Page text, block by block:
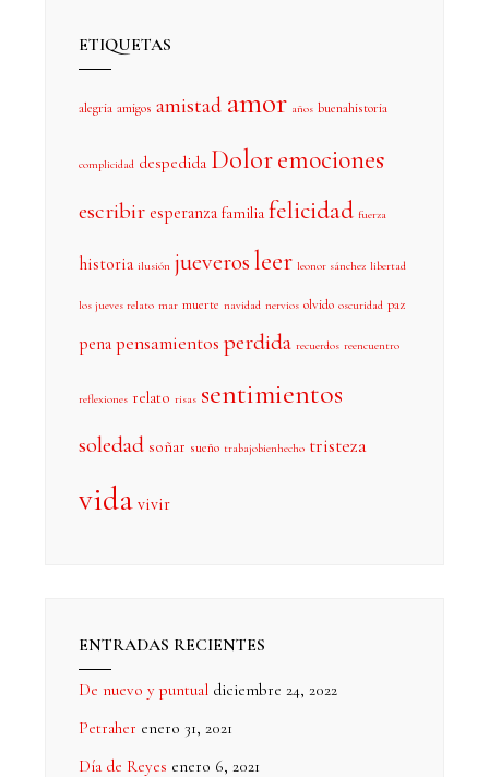
ETIQUETAS
alegria amigos amistad amor años buenahistoria
complicidad despedida Doloremociones
escribir esperanza familia felicidad fuerza
historia ilusión jueverosleer leonor sánchez libertad
los jueves relato mar muerte navidad nervios olvido oscuridad paz
pena pensamientos perdida recuerdos reencuentro
reflexiones relato risas sentimientos
soledad soñar sueño trabajobienhecho tristeza
vida vivir
ENTRADAS RECIENTES
De nuevo y puntual diciembre 24, 2022
Petraher enero 31, 2021
Día de Reyes enero 6, 2021